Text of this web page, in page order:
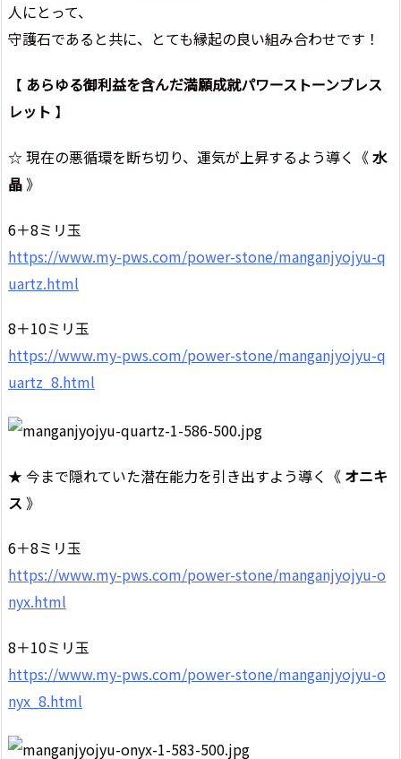
人にとって、
守護石であると共に、とても縁起の良い組み合わせです！
【 あらゆる御利益を含んだ満願成就パワーストーンブレス
レット 】
☆ 現在の悪循環を断ち切り、運気が上昇するよう導く《水
晶》
6＋8ミリ玉
https://www.my-pws.com/power-stone/manganjyojyu-q
uartz.html
8＋10ミリ玉
https://www.my-pws.com/power-stone/manganjyojyu-q
uartz_8.html
★ 今まで隠れていた潜在能力を引き出すよう導く《 オニキ
ス 》
6＋8ミリ玉
https://www.my-pws.com/power-stone/manganjyojyu-o
nyx.html
8＋10ミリ玉
https://www.my-pws.com/power-stone/manganjyojyu-o
nyx_8.html